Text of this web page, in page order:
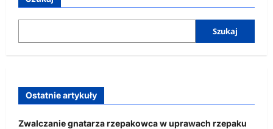
Szukaj
Ostatnie artykuły
Zwalczanie gnatarza rzepakowca w uprawach rzepaku